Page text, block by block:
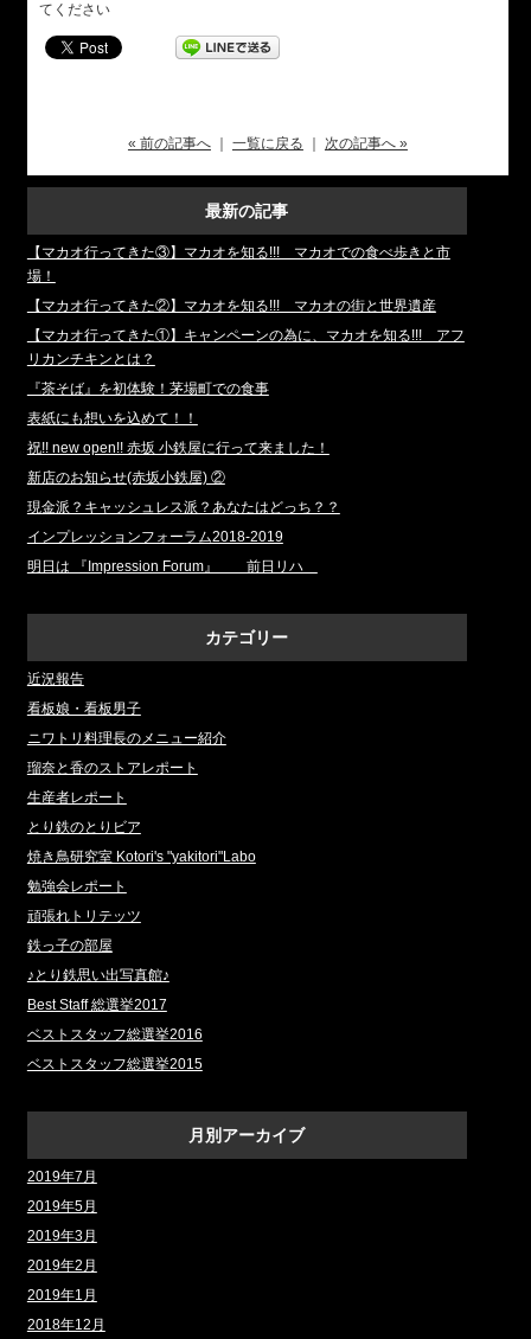
てください
« 前の記事へ｜ 一覧に戻る 次の記事へ »
最新の記事
【マカオ行ってきた③】マカオを知る!!! マカオでの食べ歩きと市
場！
【マカオ行ってきた②】マカオを知る!!! マカオの街と世界遺産
【マカオ行ってきた①】キャンペーンの為に、マカオを知る!!! アフ
リカンチキンとは？
『茶そば』を初体験！茅場町での食事
表紙にも想いを込めて！！
祝!! new open!! 赤坂 小鉄屋に行って来ました！
新店のお知らせ(赤坂小鉄屋) ②
現金派？キャッシュレス派？あなたはどっち？？
インプレッションフォーラム2018‐2019
明日は 『Impression Forum』 前日リハ
カテゴリー
近況報告
看板娘・看板男子
ニワトリ料理長のメニュー紹介
瑠奈と香のストアレポート
生産者レポート
とり鉄のとりビア
焼き鳥研究室 Kotori's "yakitori"Labo
勉強会レポート
頑張れトリテッツ
鉄っ子の部屋
♪とり鉄思い出写真館♪
Best Staff 総選挙2017
ベストスタッフ総選挙2016
ベストスタッフ総選挙2015
月別アーカイブ
2019年7月
2019年5月
2019年3月
2019年2月
2019年1月
2018年12月